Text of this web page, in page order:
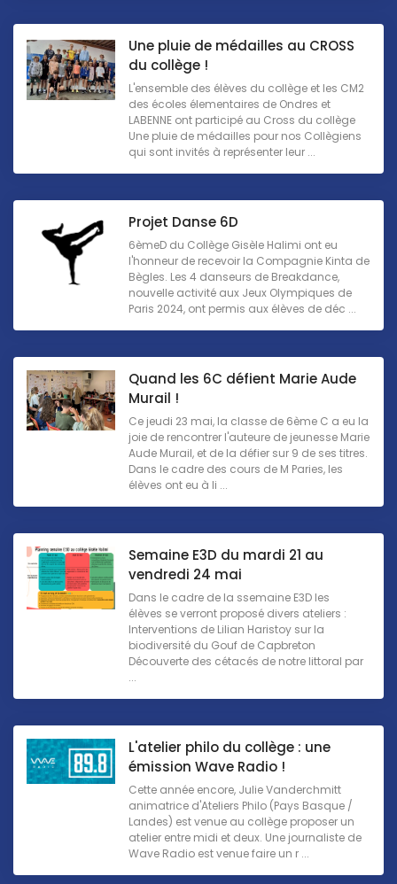
Une pluie de médailles au CROSS
du collège !
L'ensemble des élèves du collège et les CM2
des écoles élementaires de Ondres et
LABENNE ont participé au Cross du collège
Une pluie de médailles pour nos Collègiens
qui sont invités à représenter leur ...
Projet Danse 6D
6èmeD du Collège Gisèle Halimi ont eu
l'honneur de recevoir la Compagnie Kinta de
Bègles. Les 4 danseurs de Breakdance,
nouvelle activité aux Jeux Olympiques de
Paris 2024, ont permis aux élèves de déc ...
Quand les 6C défient Marie Aude
Murail !
Ce jeudi 23 mai, la classe de 6ème C a eu la
joie de rencontrer l'auteure de jeunesse Marie
Aude Murail, et de la défier sur 9 de ses titres.
Dans le cadre des cours de M Paries, les
élèves ont eu à li ...
Semaine E3D du mardi 21 au
vendredi 24 mai
Dans le cadre de la ssemaine E3D les
élèves se verront proposé divers ateliers :
Interventions de Lilian Haristoy sur la
biodiversité du Gouf de Capbreton
Découverte des cétacés de notre littoral par
...
L'atelier philo du collège : une
émission Wave Radio !
Cette année encore, Julie Vanderchmitt
animatrice d'Ateliers Philo (Pays Basque /
Landes) est venue au collège proposer un
atelier entre midi et deux. Une journaliste de
Wave Radio est venue faire un r ...